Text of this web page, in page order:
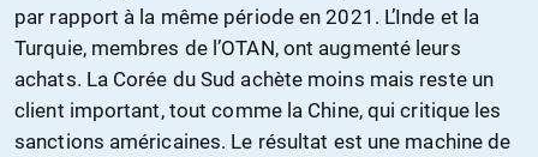
par rapport à la même période en 2021. L’Inde et la
Turquie, membres de l’OTAN, ont augmenté leurs
achats. La Corée du Sud achète moins mais reste un
client important, tout comme la Chine, qui critique les
sanctions américaines. Le résultat est une machine de